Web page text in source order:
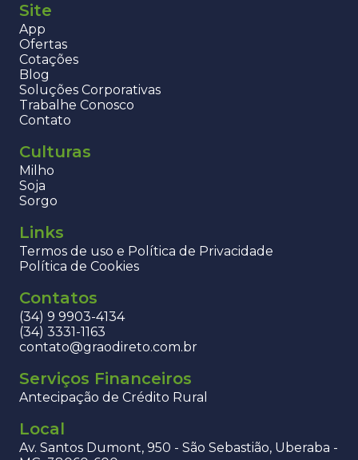
Site
App
Ofertas
Cotações
Blog
Soluções Corporativas
Trabalhe Conosco
Contato
Culturas
Milho
Soja
Sorgo
Links
Termos de uso e Política de Privacidade
Política de Cookies
Contatos
(34) 9 9903-4134
(34) 3331-1163
contato@graodireto.com.br
Serviços Financeiros
Antecipação de Crédito Rural
Local
Av. Santos Dumont, 950 - São Sebastião, Uberaba -